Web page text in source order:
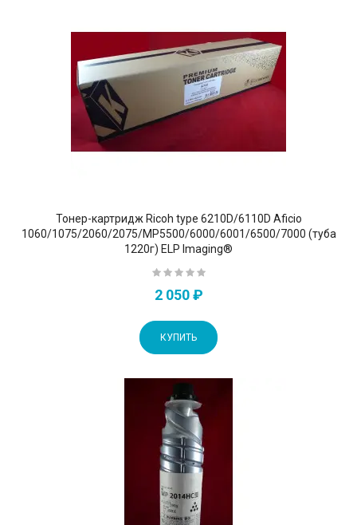
Тонер-картридж Ricoh type 6210D/6110D Aficio
1060/1075/2060/2075/MP5500/6000/6001/6500/7000 (туба
1220г) ELP Imaging®
2 050 ₽
КУПИТЬ